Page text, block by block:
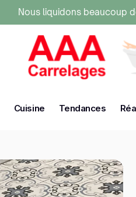
Nous liquidons beaucoup
Cuisine Tendances